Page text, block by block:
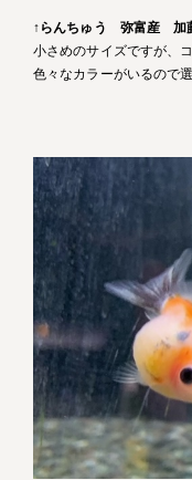
↑ らんちゅう 弥富産 加
小さめのサイズですが、
色々なカラーがいるので